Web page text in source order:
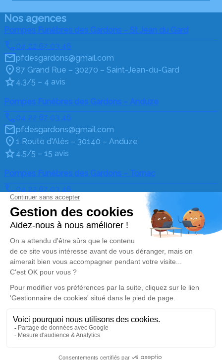
Nos agences
Pompes Funèbres des Gardons – St Jean du Gard
04 22 67 03 46
pfdesgardons@gmail.com
87 Grand Rue – 30270 – Saint-Jean-du-Gard
4.3/5 – 4 avis
Pompes Funèbres des Gardons – Anduze
04 22 67 03 46
pfdesgardons@gmail.com
1 Route d'Alès – 30140 – Anduze
4.5/5 – 15 avis
Pompes Funèbres des Gardons – Tornac
04 22 67 03 46
pfdesgardons@gmail.com
La Madeleine Tornac – 30140 – Tornac
4.5/5 – 6 avis
Nos Services
Organiser des obsèques
Monuments funéraires
Services aux familles
Liens utiles
Avis de décès
Demande de rendez-vous
Nos réseaux sociaux
Politique de traitement des données personnelles
Politique d’utilisation des cookies